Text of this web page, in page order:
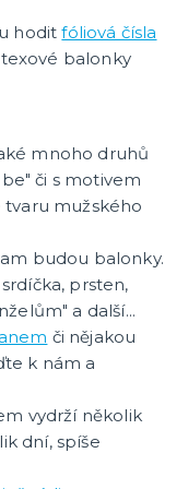
hoditfóliová čísla
balonky
mnoho druhů
či s motivem
mužského
budou balonky.
prsten,
a další...
či nějakou
k nám a
vydrží několik
dní, spíše